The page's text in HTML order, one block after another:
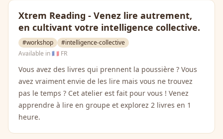
Xtrem Reading - Venez lire autrement,
en cultivant votre intelligence collective.
#workshop
#intelligence-collective
Available in🇫🇷 FR
Vous avez des livres qui prennent la poussière ? Vous
avez vraiment envie de les lire mais vous ne trouvez
pas le temps ? Cet atelier est fait pour vous ! Venez
apprendre à lire en groupe et explorez 2 livres en 1
heure.